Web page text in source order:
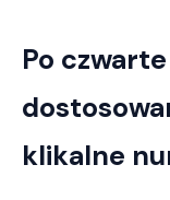
Po
klikalne